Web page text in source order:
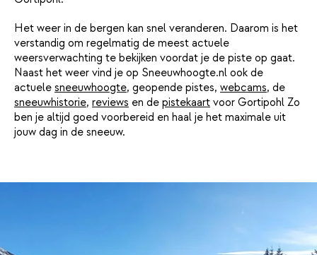
Het weer in de bergen kan snel veranderen. Daarom is het
verstandig om regelmatig de meest actuele
weersverwachting te bekijken voordat je de piste op gaat.
Naast het weer vind je op Sneeuwhoogte.nl ook de
actuele sneeuwhoogte, geopende pistes, webcams, de
sneeuwhistorie, reviews en de pistekaart voor Gortipohl Zo
ben je altijd goed voorbereid en haal je het maximale uit
jouw dag in de sneeuw.